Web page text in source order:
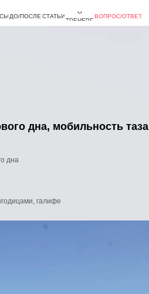
ДО/ПОСЛЕ СТАТЬИ
О
ТРЕНЕРЕ
ВОПРОС/ОТВЕТ
дна, мобильность таза
дна
галифе